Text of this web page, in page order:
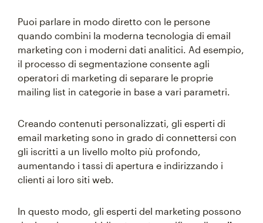
Puoi parlare in modo diretto con le persone
quando combini la moderna tecnologia di email
marketing con i moderni dati analitici. Ad esempio,
il processo di segmentazione consente agli
operatori di marketing di separare le proprie
mailing list in categorie in base a vari parametri.
Creando contenuti personalizzati, gli esperti di
email marketing sono in grado di connettersi con
gli iscritti a un livello molto più profondo,
aumentando i tassi di apertura e indirizzando i
clienti ai loro siti web.
In questo modo, gli esperti del marketing possono